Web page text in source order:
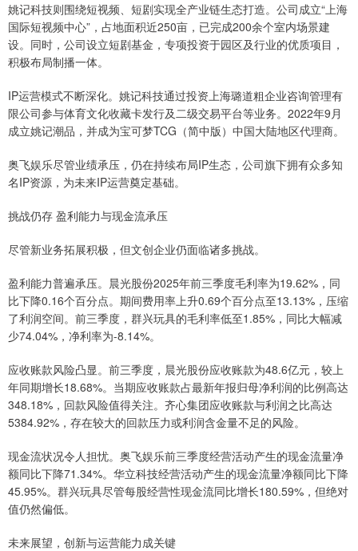
姚记科技则围绕短视频、短剧实现全产业链生态打造。公司成立“上海
国际短视频中心”，占地面积近250亩，已完成200余个室内场景建
设。同时，公司设立短剧基金，专项投资于园区及行业的优质项目，
积极布局制播一体。
IP运营模式不断深化。姚记科技通过投资上海璐道粗企业咨询管理有
限公司参与体育文化收藏卡发行及二级交易平台等业务。2022年9月
成立姚记潮品，并成为宝可梦TCG（简中版）中国大陆地区代理商。
奥飞娱乐尽管业绩承压，仍在持续布局IP生态，公司旗下拥有众多知
名IP资源，为未来IP运营奠定基础。
挑战仍存 盈利能力与现金流承压
尽管新业务拓展积极，但文创企业仍面临诸多挑战。
盈利能力普遍承压。晨光股份2025年前三季度毛利率为19.62%，同
比下降0.16个百分点。期间费用率上升0.69个百分点至13.13%，压缩
了利润空间。前三季度，群兴玩具的毛利率低至1.85%，同比大幅减
少74.04%，净利率为-8.14%。
应收账款风险凸显。前三季度，晨光股份应收账款为48.6亿元，较上
年同期增长18.68%。当期应收账款占最新年报归母净利润的比例高达
348.18%，回款风险值得关注。齐心集团应收账款与利润之比高达
5384.92%，存在较大的回款压力或利润含金量不足的风险。
现金流状况令人担忧。奥飞娱乐前三季度经营活动产生的现金流量净
额同比下降71.34%。华立科技经营活动产生的现金流量净额同比下降
45.95%。群兴玩具尽管每股经营性现金流同比增长180.59%，但绝对
值仍然偏低。
未来展望，创新与运营能力成关键